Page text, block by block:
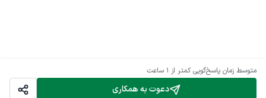
دعوت به همکاری
متوسط زمان پاسخ‌گویی کمتر از 1 ساعت